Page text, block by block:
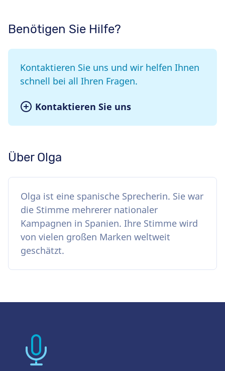
Benötigen Sie Hilfe?
Kontaktieren Sie uns und wir helfen Ihnen
schnell bei all Ihren Fragen.
Kontaktieren Sie uns
Über Olga
Olga ist eine spanische Sprecherin. Sie war
die Stimme mehrerer nationaler
Kampagnen in Spanien. Ihre Stimme wird
von vielen großen Marken weltweit
geschätzt.